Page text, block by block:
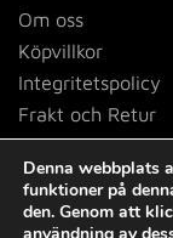
Om oss
Köpvillkor
Integritetspolicy
Frakt och Retur
Kontakta oss
Denna webbplats
funktioner på
den. Genom att